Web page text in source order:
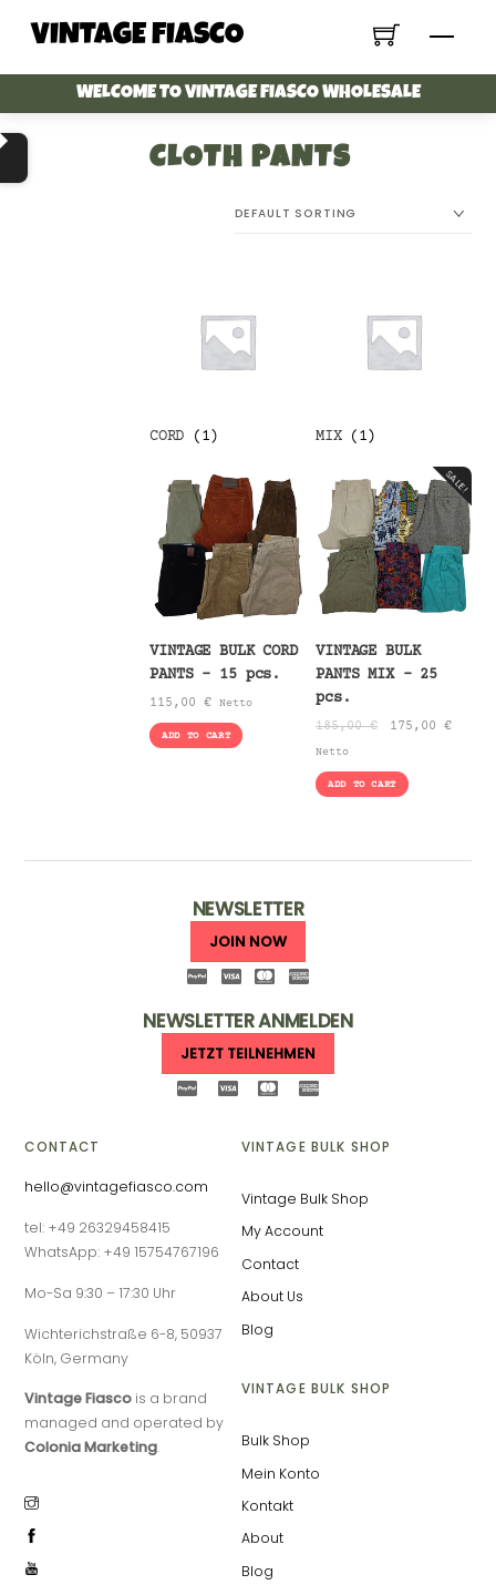
Menu
VINTAGE FIASCO
WELCOME TO VINTAGE FIASCO WHOLESALE
CLOTH PANTS
CORD (1) MIX (1)
VINTAGE BULK CORD
PANTS – 15 pcs.
115,00€ Netto
ADD TO CART
SALE!
VINTAGE BULK
PANTS MIX – 25
pcs.
185,00€
Original
was:
175,00 €
Netto
ADD TO CART
NEWSLETTER
JOIN NOW
NEWSLETTER ANMELDEN
JETZT TEILNEHMEN
CONTACT
hello@vintagefiasco.com
tel: +49 26329458415
WhatsApp: +49 15754767196
Mo-Sa 9:30 – 17:30 Uhr
Wichterichstraße 6-8, 50937
Köln, Germany
Vintage Fiasco is a brand
managed and operated by
Colonia Marketing.
VINTAGE BULK SHOP
Vintage Bulk Shop
My Account
Contact
About Us
Blog
VINTAGE BULK SHOP
Bulk Shop
Mein Konto
Kontakt
About
Blog